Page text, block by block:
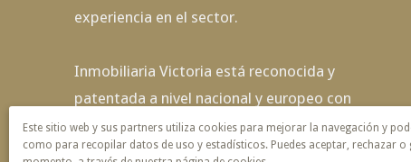
experiencia en el sector.
Inmobiliaria Victoria está reconocida y
patentada a nivel nacional y europeo con
exclusividad de nombre y servicio.
Este sitio web y sus partners utiliza cookies para mejorar la navegación y
como para recopilar datos de uso y estadísticos. Puedes aceptar, rechazar